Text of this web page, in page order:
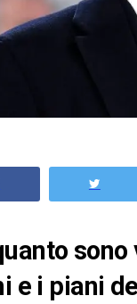
e i piani